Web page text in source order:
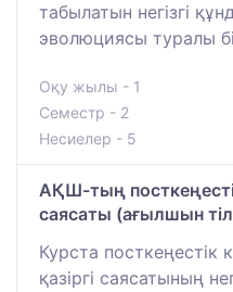
табылатын негізгі
эволюциясы туралы
Оқу жылы - 1
Семестр - 2
Несиелер - 5
АҚШ-тың посткеңестік
саясаты (ағылшын
Курста посткеңестік
қазіргі саясатының